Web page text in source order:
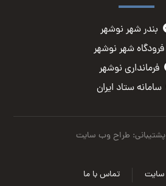
بندر شهر نوشهر
فرودگاه شهر نوشهر
فرمانداری نوشهر
سامانه ستاد ایران
طراح وب سایت
تماس با ما سایت